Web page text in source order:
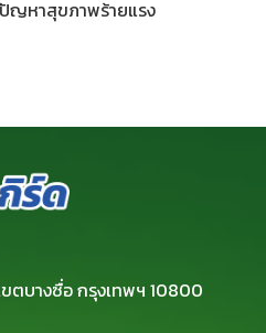
ญหาสุขภาพร้ายแรง
ตบางซื่อ กรุงเทพฯ 10800